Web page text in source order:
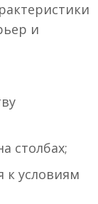
и
столбах;
к условиям